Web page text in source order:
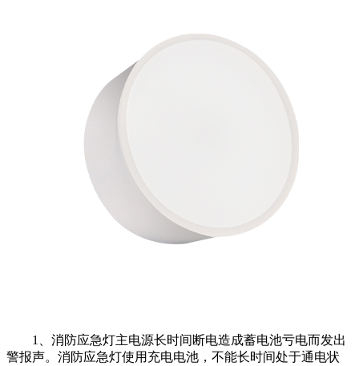
1、消防应急灯主电源长时间断电造成蓄电池亏电而发出
警报声。消防应急灯使用充电电池，不能长时间处于通电状